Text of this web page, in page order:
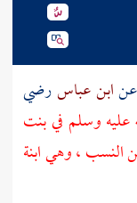
ابن عباسرضي
عليه وسلم فيبنت
النسب ، وهي ابنة